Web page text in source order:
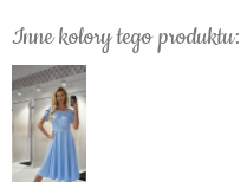
Inne kolory tego produktu: